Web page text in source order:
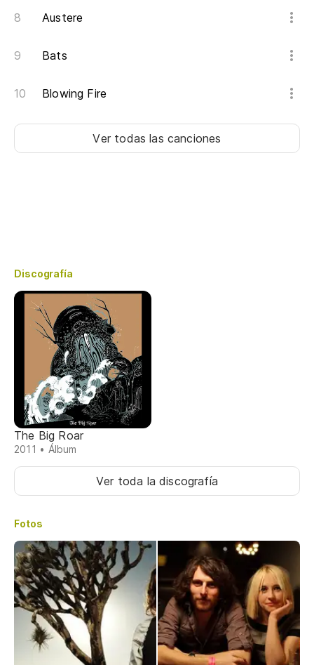
Austere
Bats
Blowing Fire
Ver todas las canciones
Discografía
The Big Roar
2011 • Álbum
Ver toda la discografía
Fotos